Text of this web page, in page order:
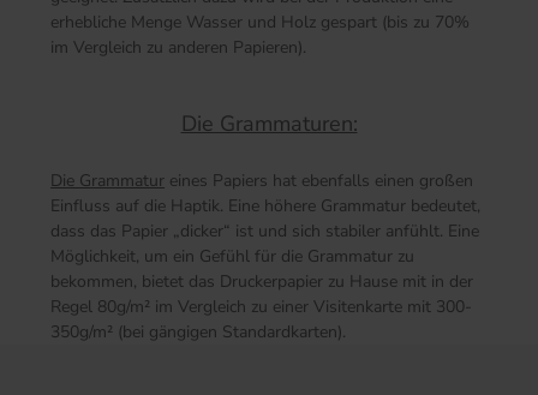
erhebliche Menge Wasser und Holz gespart (bis zu 70%
im Vergleich zu anderen Papieren).
Die Grammaturen:
Die Grammatur eines Papiers hat ebenfalls einen großen
Einfluss auf die Haptik. Eine höhere Grammatur bedeutet,
dass das Papier „dicker“ ist und sich stabiler anfühlt. Eine
Möglichkeit, um ein Gefühl für die Grammatur zu
bekommen, bietet das Druckerpapier zu Hause mit in der
Regel 80g/m² im Vergleich zu einer Visitenkarte mit 300-
350g/m² (bei gängigen Standardkarten).